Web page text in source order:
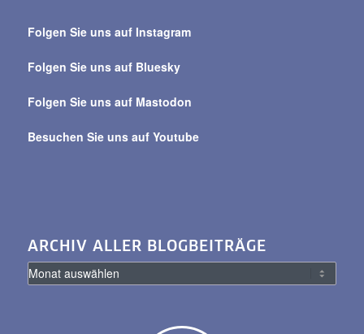
alle
Folgen Sie uns auf Instagram
Folgen Sie uns auf Bluesky
Folgen Sie uns auf Mastodon
Besuchen Sie uns auf Youtube
ARCHIV ALLER BLOGBEITRÄGE